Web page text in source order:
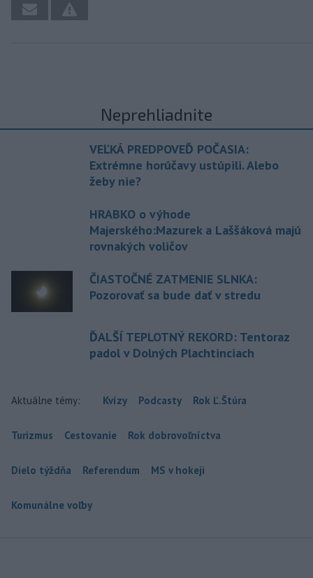
Neprehliadnite
VEĽKÁ PREDPOVEĎ POČASIA:
Extrémne horúčavy ustúpili. Alebo
žeby nie?
HRABKO o výhode
Majerského:Mazurek a Laššáková majú
rovnakých voličov
ČIASTOČNÉ ZATMENIE SLNKA:
Pozorovať sa bude dať v stredu
ĎALŠÍ TEPLOTNÝ REKORD: Tentoraz
padol v Dolných Plachtinciach
Aktuálne témy: Kvízy Podcasty Rok Ľ.Štúra
Turizmus Cestovanie Rok dobrovoľníctva
Dielo týždňa Referendum MS v hokeji
Komunálne voľby